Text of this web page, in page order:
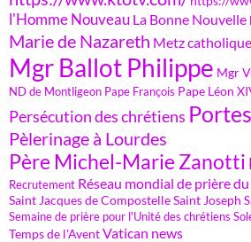
l'Homme Nouveau La Bonne Nouvelle
Marie de Nazareth Metz catholique
Mgr Ballot Philippe Mgr
ND de Montligeon Pape François Pape Léon
Persécution des chrétiens
Pèlerinage à Lourdes
Père Michel-Marie Zanotti
Recrutement Réseau mondial de prière
Saint Jacques de CompostelleSaint Joseph
Semaine de prière pour l'Unité des chrétiens
Temps de l'AventVatican news